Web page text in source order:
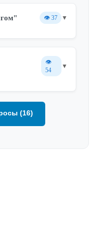
👁️ 37 ▼
👁️
54
▼
(16)